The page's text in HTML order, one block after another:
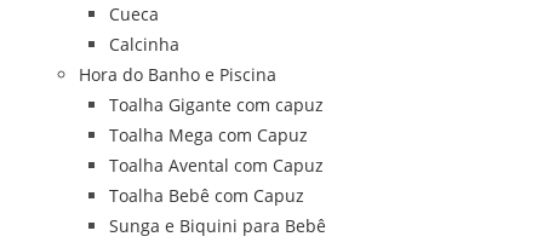
Cueca
Calcinha
Hora do Banho e Piscina
Toalha Gigante com capuz
Toalha Mega com Capuz
Toalha Avental com Capuz
Toalha Bebê com Capuz
Sunga e Biquini para Bebê